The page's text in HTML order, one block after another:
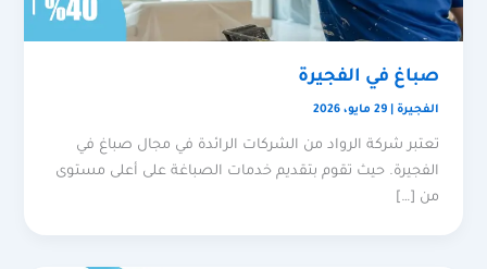
صباغ في الفجيرة
الفجيرة |29 مايو، 2026
تعتبر شركة الرواد من الشركات الرائدة في مجال صباغ في
الفجيرة. حيث تقوم بتقديم خدمات الصباغة على أعلى مستوى
من […]